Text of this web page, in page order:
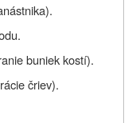
buniek kostí).
čriev).